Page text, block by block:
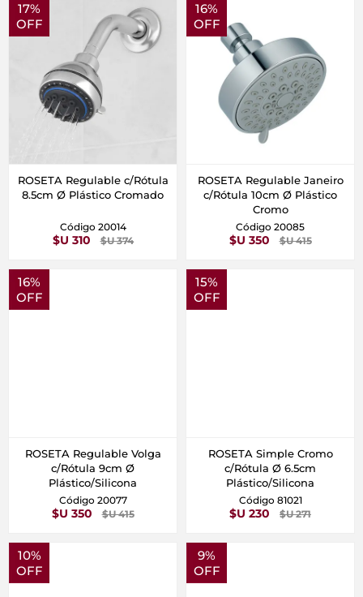
17%
OFF
ROSETA Regulable c/Rótula
8.5cm Ø Plástico Cromado
Código 20014
$U 310 $U 374
16%
OFF
ROSETA Regulable Janeiro
c/Rótula 10cm Ø Plástico
Cromo
Código 20085
$U 350 $U 415
16%
OFF
ROSETA Regulable Volga
c/Rótula 9cm Ø
Plástico/Silicona
Código 20077
$U 350 $U 415
15%
OFF
ROSETA Simple Cromo
c/Rótula Ø 6.5cm
Plástico/Silicona
Código 81021
$U 230 $U 271
10%
OFF
9%
OFF